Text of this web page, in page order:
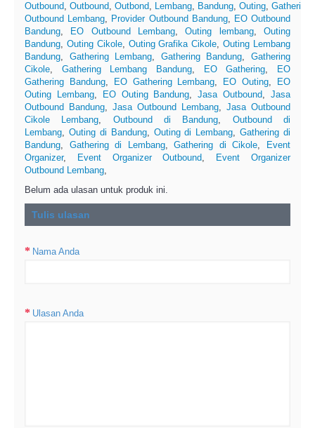
Outbound, Outbound, Outbond, Lembang, Bandung, Outing, Gathering
Outbound Lembang, Provider Outbound Bandung, EO Outbound
Bandung, EO Outbound Lembang,Outing lembang,Outing
Bandung, Outing Cikole, Outing Grafika Cikole,Outing Lembang
Bandung, Gathering Lembang, Gathering Bandung,Gathering
Cikole, Gathering Lembang Bandung, EO Gathering,
EO
Gathering Bandung, EO Gathering Lembang, EO Outing,
EO
Outing Lembang, EO Outing Bandung,Jasa Outbound,Jasa
Outbound Bandung, Jasa Outbound Lembang, Jasa Outbound
Cikole Lembang, Outbound di Bandung, Outbound di
Lembang, Outing di Bandung, Outing di Lembang,Gathering di
Bandung, Gathering di Lembang,Gathering di Cikole,
Event
Organizer, Event Organizer Outbound,
Event Organizer
Outbound Lembang,
Belum ada ulasan untuk produk ini.
Tulis ulasan
Nama Anda
Ulasan Anda